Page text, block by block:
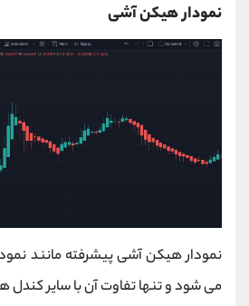
نمودار هیکن آشی
نمودار هیکن آشی پیشرفته مانند
می‌ شود و تنها تفاوت آن با سایر کندل‌